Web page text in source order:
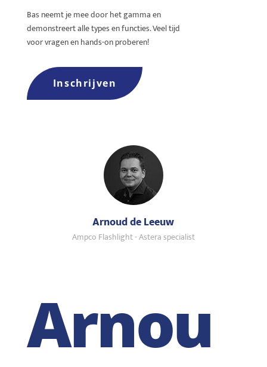
Bas neemt je mee door het gamma en
demonstreert alle types en functies. Veel tijd
voor vragen en hands-on proberen!
Inschrijven
Arnoud de Leeuw
Ampco Flashlight - Astera specialist
Arnou